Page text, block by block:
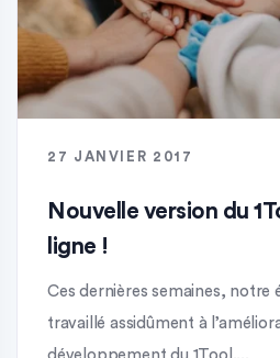
27 JANVIER 2017
Nouvelle version du
ligne !
Ces dernières semaines, notre
travaillé assidûment à